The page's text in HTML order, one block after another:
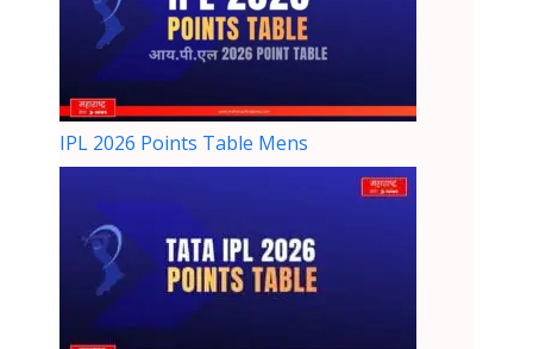
IPL 2026 Points Table Mens